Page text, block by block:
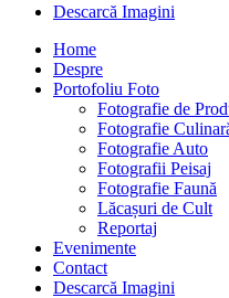
Descarcă Imagini
Home
Despre
Portofoliu Foto
Fotografie de
Fotografie
Fotografie Auto
Fotografii Peisaj
Fotografie Faună
Lăcașuri de Cult
Reportaj
Evenimente
Contact
Descarcă Imagini